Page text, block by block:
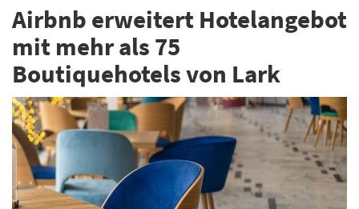
Airbnb erweitert Hotelangebot
mit mehr als 75
Boutiquehotels von Lark